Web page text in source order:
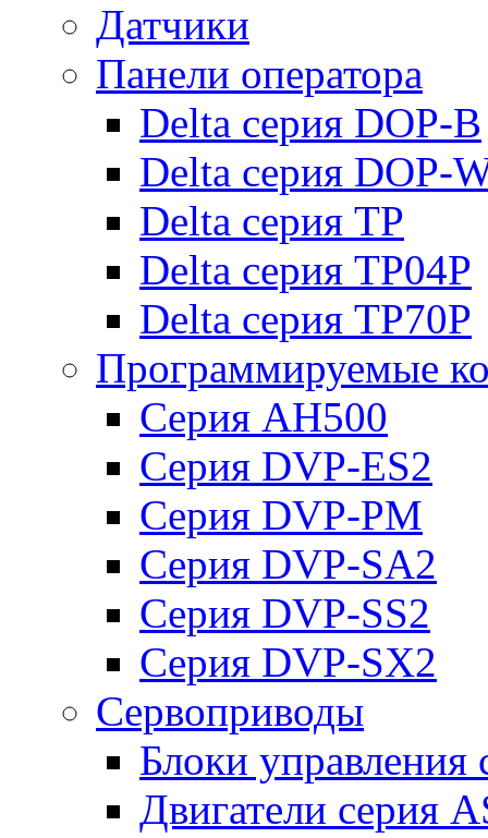
Датчики
Панели оператора
Delta серия DOP-B
Delta серия DOP-
Delta серия TP
Delta серия TP04P
Delta серия TP70P
Программируемые
Серия AH500
Серия DVP-ES2
Серия DVP-PM
Серия DVP-SA2
Серия DVP-SS2
Серия DVP-SX2
Сервоприводы
Блоки
Двигатели серия